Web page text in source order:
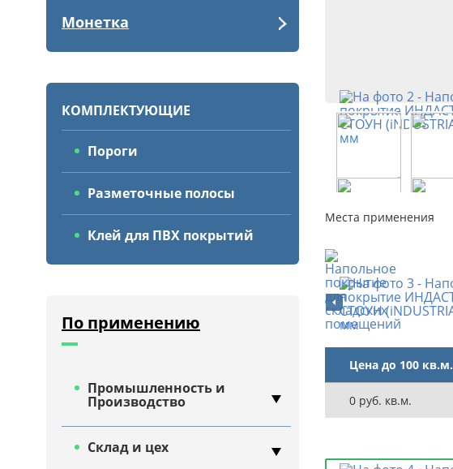
Места применения
Цена до 100 кв.м.
0 руб. кв.м.
Монетка
КОМПЛЕКТУЮЩИЕ
Пороги
Разметочные полосы
Клей для ПВХ покрытий
По применению
Промышленность и
Производство
Склад и цех